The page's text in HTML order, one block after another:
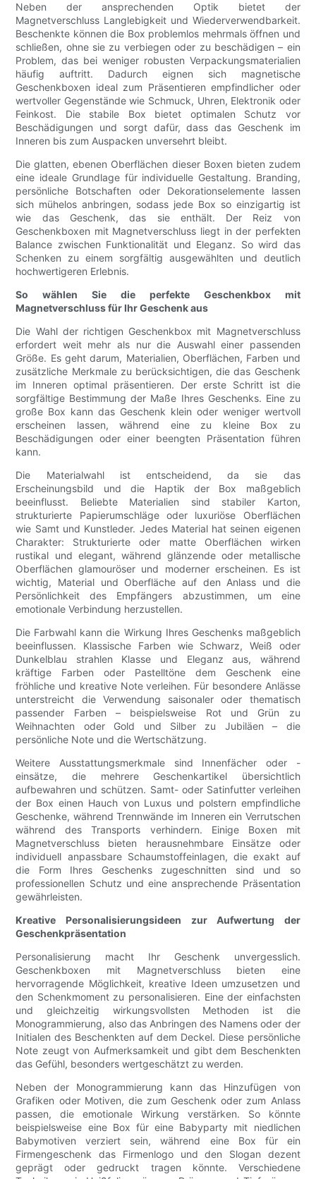
Neben der ansprechenden Optik bietet der
Magnetverschluss Langlebigkeit und Wiederverwendbarkeit.
Beschenkte können die Box problemlos mehrmals öffnen und
schließen, ohne sie zu verbiegen oder zu beschädigen – ein
Problem, das bei weniger robusten Verpackungsmaterialien
häufig auftritt. Dadurch eignen sich magnetische
Geschenkboxen ideal zum Präsentieren empfindlicher oder
wertvoller Gegenstände wie Schmuck, Uhren, Elektronik oder
Feinkost. Die stabile Box bietet optimalen Schutz vor
Beschädigungen und sorgt dafür, dass das Geschenk im
Inneren bis zum Auspacken unversehrt bleibt.
Die glatten, ebenen Oberflächen dieser Boxen bieten zudem
eine ideale Grundlage für individuelle Gestaltung. Branding,
persönliche Botschaften oder Dekorationselemente lassen
sich mühelos anbringen, sodass jede Box so einzigartig ist
wie das Geschenk, das sie enthält. Der Reiz von
Geschenkboxen mit Magnetverschluss liegt in der perfekten
Balance zwischen Funktionalität und Eleganz. So wird das
Schenken zu einem sorgfältig ausgewählten und deutlich
hochwertigeren Erlebnis.
So wählen Sie die perfekte Geschenkbox mit
Magnetverschluss für Ihr Geschenk aus
Die Wahl der richtigen Geschenkbox mit Magnetverschluss
erfordert weit mehr als nur die Auswahl einer passenden
Größe. Es geht darum, Materialien, Oberflächen, Farben und
zusätzliche Merkmale zu berücksichtigen, die das Geschenk
im Inneren optimal präsentieren. Der erste Schritt ist die
sorgfältige Bestimmung der Maße Ihres Geschenks. Eine zu
große Box kann das Geschenk klein oder weniger wertvoll
erscheinen lassen, während eine zu kleine Box zu
Beschädigungen oder einer beengten Präsentation führen
kann.
Die Materialwahl ist entscheidend, da sie das
Erscheinungsbild und die Haptik der Box maßgeblich
beeinflusst. Beliebte Materialien sind stabiler Karton,
strukturierte Papierumschläge oder luxuriöse Oberflächen
wie Samt und Kunstleder. Jedes Material hat seinen eigenen
Charakter: Strukturierte oder matte Oberflächen wirken
rustikal und elegant, während glänzende oder metallische
Oberflächen glamouröser und moderner erscheinen. Es ist
wichtig, Material und Oberfläche auf den Anlass und die
Persönlichkeit des Empfängers abzustimmen, um eine
emotionale Verbindung herzustellen.
Die Farbwahl kann die Wirkung Ihres Geschenks maßgeblich
beeinflussen. Klassische Farben wie Schwarz, Weiß oder
Dunkelblau strahlen Klasse und Eleganz aus, während
kräftige Farben oder Pastelltöne dem Geschenk eine
fröhliche und kreative Note verleihen. Für besondere Anlässe
unterstreicht die Verwendung saisonaler oder thematisch
passender Farben – beispielsweise Rot und Grün zu
Weihnachten oder Gold und Silber zu Jubiläen – die
persönliche Note und die Wertschätzung.
Weitere Ausstattungsmerkmale sind Innenfächer oder -
einsätze, die mehrere Geschenkartikel übersichtlich
aufbewahren und schützen. Samt- oder Satinfutter verleihen
der Box einen Hauch von Luxus und polstern empfindliche
Geschenke, während Trennwände im Inneren ein Verrutschen
während des Transports verhindern. Einige Boxen mit
Magnetverschluss bieten herausnehmbare Einsätze oder
individuell anpassbare Schaumstoffeinlagen, die exakt auf
die Form Ihres Geschenks zugeschnitten sind und so
professionellen Schutz und eine ansprechende Präsentation
gewährleisten.
Kreative Personalisierungsideen zur Aufwertung der
Geschenkpräsentation
Personalisierung macht Ihr Geschenk unvergesslich.
Geschenkboxen mit Magnetverschluss bieten eine
hervorragende Möglichkeit, kreative Ideen umzusetzen und
den Schenkmoment zu personalisieren. Eine der einfachsten
und gleichzeitig wirkungsvollsten Methoden ist die
Monogrammierung, also das Anbringen des Namens oder der
Initialen des Beschenkten auf dem Deckel. Diese persönliche
Note zeugt von Aufmerksamkeit und gibt dem Beschenkten
das Gefühl, besonders wertgeschätzt zu werden.
Neben der Monogrammierung kann das Hinzufügen von
Grafiken oder Motiven, die zum Geschenk oder zum Anlass
passen, die emotionale Wirkung verstärken. So könnte
beispielsweise eine Box für eine Babyparty mit niedlichen
Babymotiven verziert sein, während eine Box für ein
Firmengeschenk das Firmenlogo und den Slogan dezent
geprägt oder gedruckt tragen könnte. Verschiedene